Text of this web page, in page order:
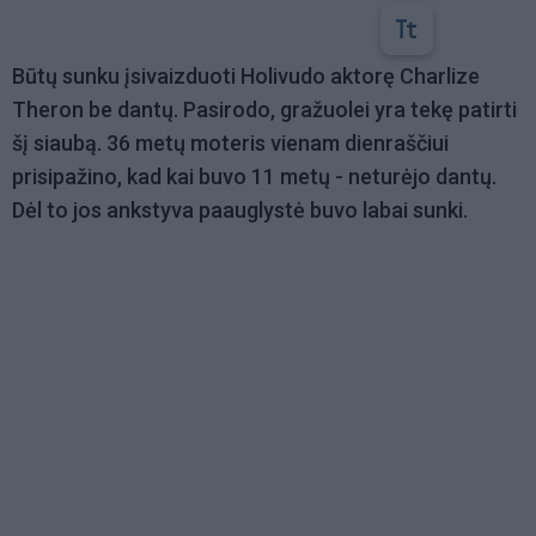
Būtų sunku įsivaizduoti Holivudo aktorę Charlize
Theron be dantų. Pasirodo, gražuolei yra tekę patirti
šį siaubą. 36 metų moteris vienam dienraščiui
prisipažino, kad kai buvo 11 metų - neturėjo dantų.
Dėl to jos ankstyva paauglystė buvo labai sunki.